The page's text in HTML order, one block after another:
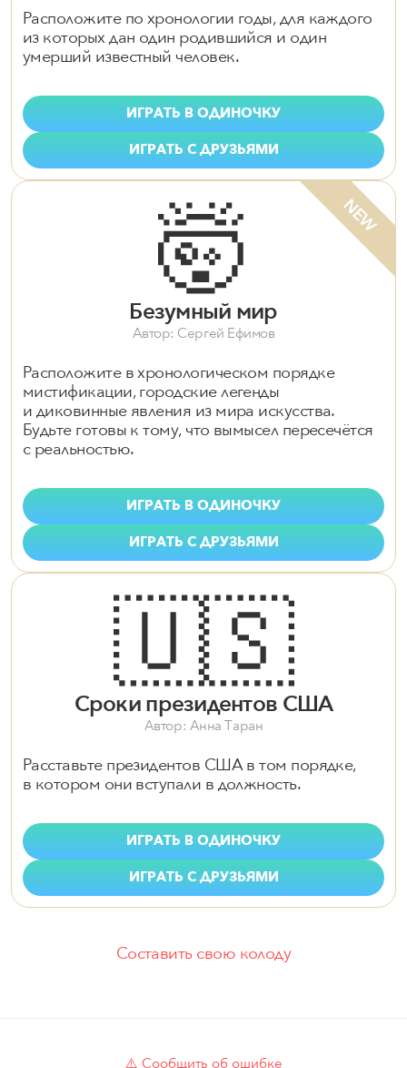
Расположите по хронологии годы, для каждого
из которых дан один родившийся и один
умерший известный человек.
ИГРАТЬ В ОДИНОЧКУ
ИГРАТЬ С ДРУЗЬЯМИ
NEW
🤯
Безумный мир
Автор: Сергей Ефимов
Расположите в хронологическом порядке
мистификации, городские легенды
и диковинные явления из мира искусства.
Будьте готовы к тому, что вымысел пересечётся
с реальностью.
ИГРАТЬ В ОДИНОЧКУ
ИГРАТЬ С ДРУЗЬЯМИ
🇺🇸
Сроки президентов США
Автор: Анна Таран
Расставьте президентов США в том порядке,
в котором они вступали в должность.
ИГРАТЬ В ОДИНОЧКУ
ИГРАТЬ С ДРУЗЬЯМИ
Составить свою колоду
⚠️ Сообщить об ошибке